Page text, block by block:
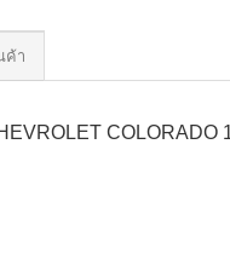
ค้า
COLORADO